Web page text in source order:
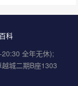
科
全年无休);
城二期B座1303